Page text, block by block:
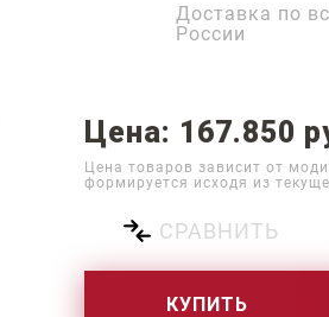
Доставка по
России
Цена: 167.850
Цена товаров зависит от
формируется исходя из
СРАВНИТЬ
КУПИТЬ